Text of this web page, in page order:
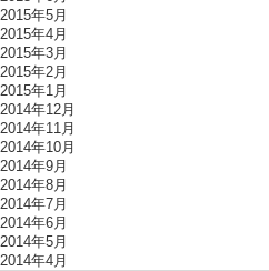
2015年5月
2015年4月
2015年3月
2015年2月
2015年1月
2014年12月
2014年11月
2014年10月
2014年9月
2014年8月
2014年7月
2014年6月
2014年5月
2014年4月